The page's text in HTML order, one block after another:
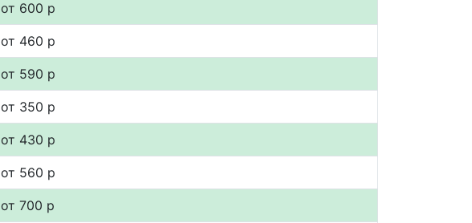
от 600 р
от 460 р
от 590 р
от 350 р
от 430 р
от 560 р
от 700 р